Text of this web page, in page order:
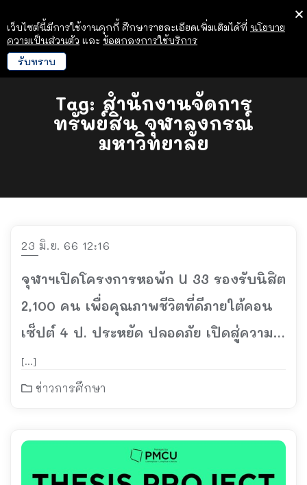
Tag: สำนักงานจัดการ
ทรัพย์สิน จุฬาลงกรณ์
มหาวิทยาลัย
23 มิ.ย. 66 12:16
จุฬาฯเปิดโครงการหอพัก U 33 รองรับนิสิต
2,100 คน เพื่อคุณภาพชีวิตที่ดีภายใต้คอน
เซ็ปต์ 4 ป. ประหยัด ปลอดภัย เปิดสู่ความ
ยั่งยืน และเปี่ยมคุณภาพชีวิตดีๆ
[…]
ข่าวการศึกษา
เว็บไซต์นี้มีการใช้งานคุกกี้ ศึกษารายละเอียดเพิ่มเติมได้ที่ นโยบาย
ความเป็นส่วนตัว และ ข้อตกลงการใช้บริการ
รับทราบ